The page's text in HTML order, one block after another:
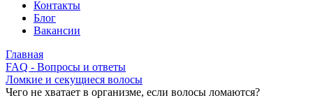
Контакты
Блог
Вакансии
Главная
FAQ - Вопросы и ответы
Ломкие и секущиеся волосы
Чего не хватает в организме, если волосы ломаются?